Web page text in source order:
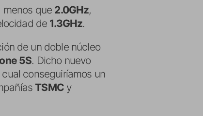
menos que 2.0GHz,
de 1.3GHz.
de un doble núcleo
5S. Dicho nuevo
conseguiríamos un
TSMCy